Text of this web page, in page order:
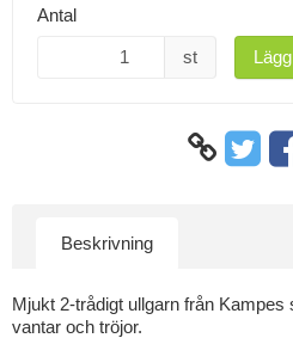
Antal
st
Beskrivning
Mjukt 2-trådigt ullgarn från
vantar och tröjor.